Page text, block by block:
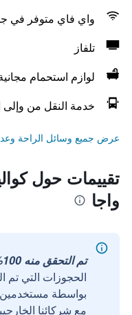
واي فاي متوفر في
تلفاز
لوازم استحمام
خدمة النقل من وإلى
عرض جميع وسائل الراحة
تقييمات حول
واجا
تم التحقق منه 100%
الحجوزات التي تم
مع شركائنا